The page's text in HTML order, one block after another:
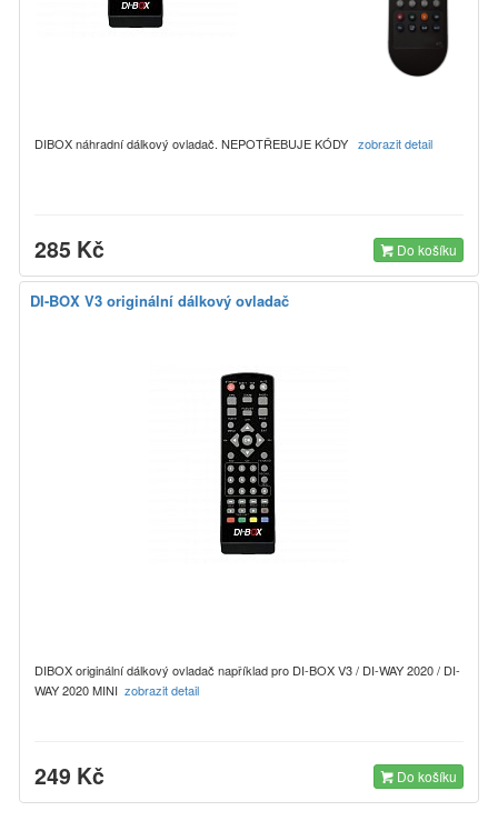
DIBOX náhradní dálkový ovladač. NEPOTŘEBUJE KÓDY zobrazit detail
285 Kč Do košíku
DI-BOX V3 originální dálkový ovladač
DIBOX originální dálkový ovladač například pro DI-BOX V3 / DI-WAY 2020 / DI-
WAY 2020 MINI zobrazit detail
249 Kč Do košíku